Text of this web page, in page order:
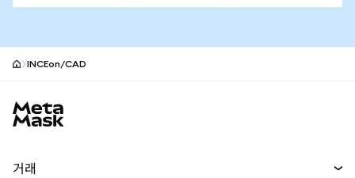
INCEon/CAD
거래